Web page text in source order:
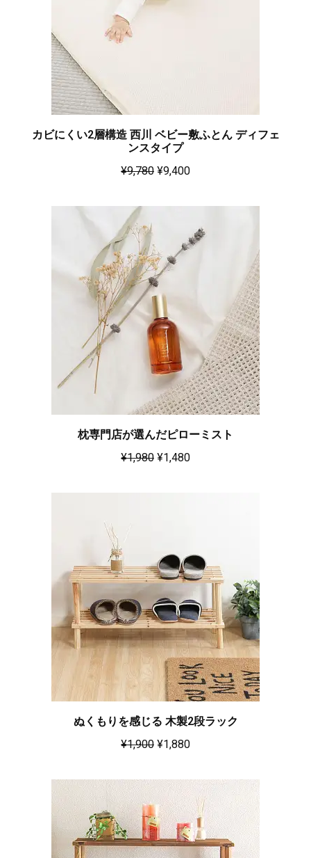
カビにくい2層構造 西川 ベビー敷ふとん ディフェ
ンスタイプ
¥9,780 ¥9,400
枕専門店が選んだピローミスト
¥1,980 ¥1,480
ぬくもりを感じる 木製2段ラック
¥1,900 ¥1,880